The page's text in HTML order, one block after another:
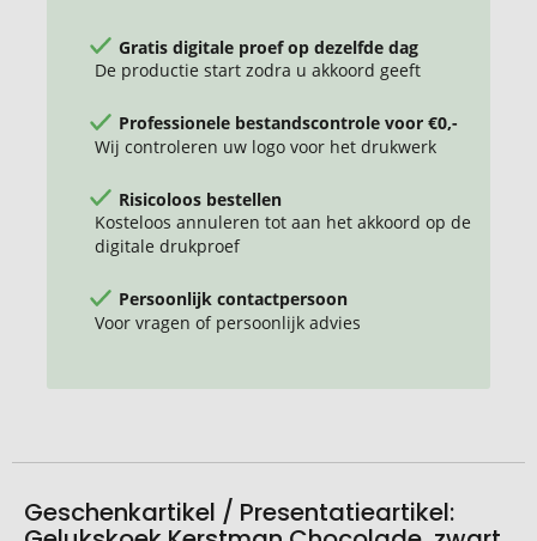
Gratis digitale proef op dezelfde dag
De productie start zodra u akkoord geeft
Professionele bestandscontrole voor €0,-
Wij controleren uw logo voor het drukwerk
Risicoloos bestellen
Kosteloos annuleren tot aan het akkoord op de
digitale drukproef
Persoonlijk contactpersoon
Voor vragen of persoonlijk advies
Geschenkartikel / Presentatieartikel: